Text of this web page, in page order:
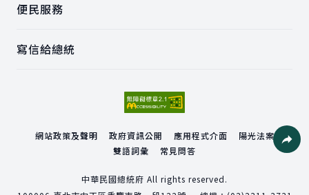
便民服務
寫信給總統
網站政策及聲明 政府資訊公開 應用程式介面
陽光法案
雙語詞彙
常見問答
中華民國總統府 All rights reserved.